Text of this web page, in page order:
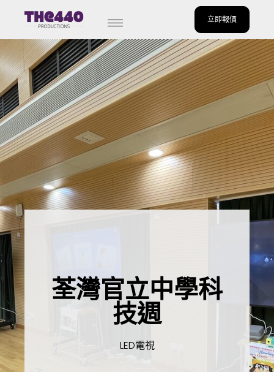
to
content
立即報價
荃灣官立中學科
技週
LED電視